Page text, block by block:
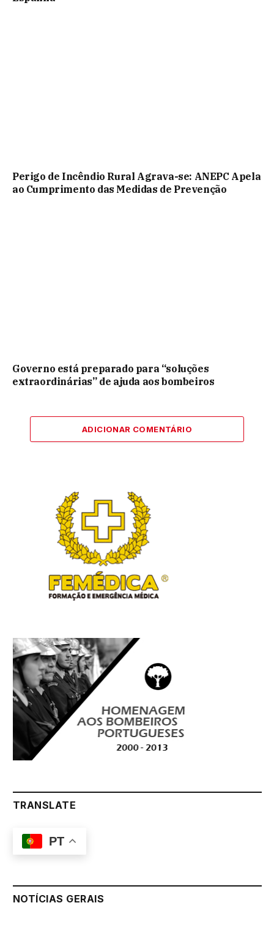
Perigo de Incêndio Rural Agrava-se: ANEPC Apela
ao Cumprimento das Medidas de Prevenção
Governo está preparado para “soluções
extraordinárias” de ajuda aos bombeiros
ADICIONAR COMENTÁRIO
TRANSLATE
PT
NOTÍCIAS GERAIS